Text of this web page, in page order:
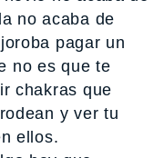
no acaba de
pagar un
no es que te
chakras que
y ver tu
ellos.